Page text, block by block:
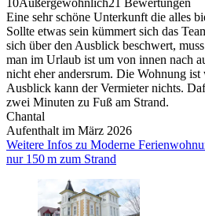
Eine sehr schöne Unterkunft die alles
Sollte etwas sein kümmert sich das
sich über den Ausblick beschwert,
man im Urlaub ist um von innen nach
nicht eher andersrum. Die Wohnung ist
Ausblick kann der Vermieter nichts.
zwei Minuten zu Fuß am Strand.
Chantal
Aufenthalt im März 2026
Weitere Infos zu Moderne
nur 150 m zum Strand